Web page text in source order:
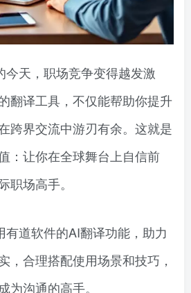
今天，职场竞争变得越发激
翻译工具，不仅能帮助你提升
跨界交流中游刃有余。这就是
：让你在全球舞台上自信前
职场高手。
有道软件的AI翻译功能，助力
，合理搭配使用场景和技巧，
为沟通的高手。